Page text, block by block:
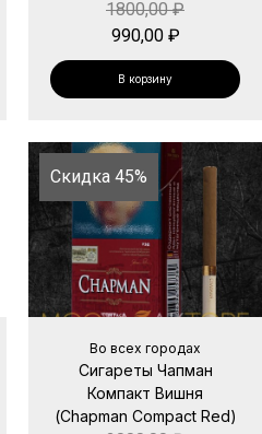
1800,00₽
990,00 ₽
В корзину
Скидка 45%
Во всех городах
Сигареты Чапман
Компакт Вишня
(Chapman Compact Red)